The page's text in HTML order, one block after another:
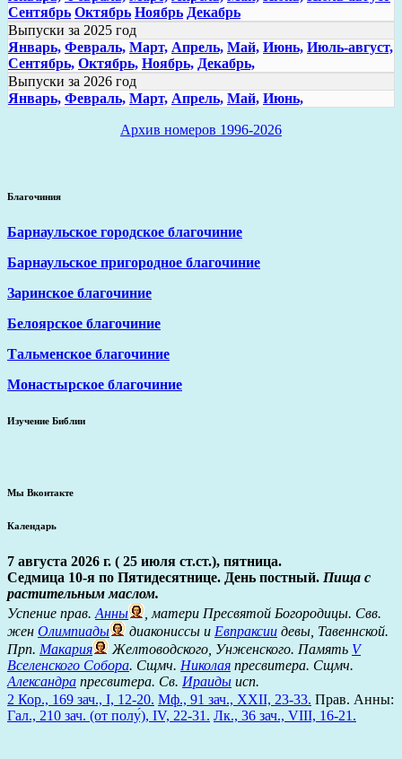
Сентябрь Октябрь Ноябрь Декабрь
Выпуски за 2025 год
Январь, Февраль, Март, Апрель, Май, Июнь, Июль-август,
Сентябрь, Октябрь, Ноябрь, Декабрь,
Выпуски за 2026 год
Январь, Февраль, Март, Апрель, Май, Июнь,
Архив номеров 1996-2026
Благочиния
Барнаульское городское благочиние
Барнаульское пригородное благочиние
Заринское благочиние
Белоярское благочиние
Тальменское благочиние
Монастырское благочиние
Изучение Библии
Мы Вконтакте
Календарь
7 августа 2026 г. ( 25 июля ст.ст.), пятница.
Седмица 10-я по Пятидесятнице. День постный. Пища с
растительным маслом.
Успение прав. Анны
, матери Пресвятой Богородицы. Свв.
жен Олимпиады диакониссы и Евпраксии девы, Тавеннской.
Прп. Макария Желтоводского, Унженского. Память V
Вселенского Собора. Сщмч. Николая пресвитера. Сщмч.
Александра пресвитера. Св. Ираиды исп.
2 Кор., 169 зач., I, 12-20. Мф., 91 зач., XXII, 23-33. Прав. Анны:
Гал., 210 зач. (от полу́), IV, 22-31. Лк., 36 зач., VIII, 16-21.